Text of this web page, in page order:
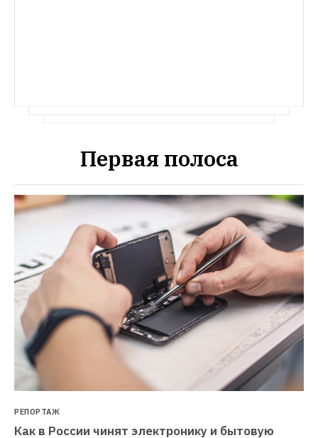
Первая полоса
РЕПОРТАЖ
Как в России чинят электронику и бытовую